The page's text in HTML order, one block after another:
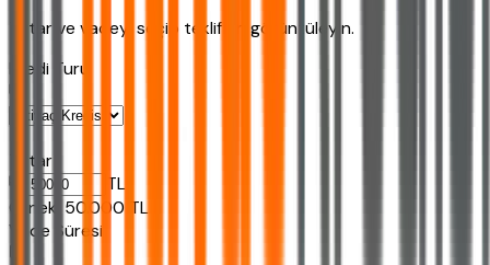
Tutar ve vadeyi seçip teklifleri görüntüleyin.
Kredi Turu
Tutar
TL
Ornek: 50.000 TL
Vade Süresi